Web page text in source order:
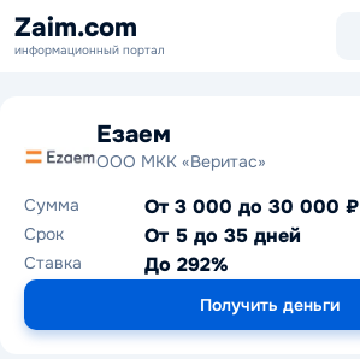
Zaim.com
информационный портал
Езаем
ООО МКК «Веритас»
Сумма
От 3 000 до 30 000 ₽
Срок От 5 до 35 дней
Ставка До 292%
Получить деньги